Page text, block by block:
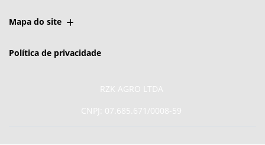
Mapa do site
Política de privacidade
RZK AGRO LTDA
CNPJ: 07.685.671/0008-59